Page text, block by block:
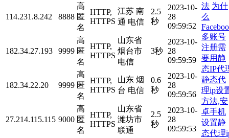
114.231.8.242 8888
高
匿
名
HTTP,
HTTPS
江苏 南
通 电信
2.5
秒
2023-10-
28
09:59:52
182.34.27.193 9999
高
匿
名
HTTP,
HTTPS
山东省
烟台市
电信
3秒
2023-10-
28
09:59:59
182.34.22.20 9999
高
匿
名
HTTP,
HTTPS
山东 烟
台 电信
0.6
秒
2023-10-
28
09:59:56
27.214.115.115 9000
高
匿
名
HTTP,
HTTPS
山东省
潍坊市
联通
2.5
秒
2023-10-
28
09:59:53
法 为什
么
多账号
注册需
要用静
态IP代
静态代
理ip设
方法,安
卓手机
设置静
态代理